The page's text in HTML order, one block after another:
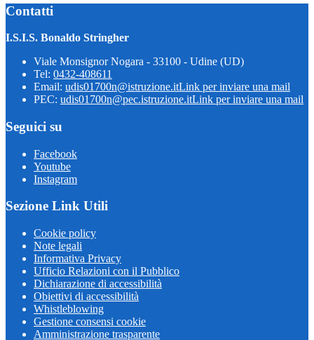
Contatti
I.S.I.S. Bonaldo Stringher
Viale Monsignor Nogara - 33100 - Udine (UD)
Tel: 0432-408611
Email: udis01700n@istruzione.itLink per inviare una mail
PEC: udis01700n@pec.istruzione.itLink per inviare una mail
Seguici su
Facebook
Youtube
Instagram
Sezione Link Utili
Cookie policy
Note legali
Informativa Privacy
Ufficio Relazioni con il Pubblico
Dichiarazione di accessibilità
Obiettivi di accessibilità
Whistleblowing
Gestione consensi cookie
Amministrazione trasparente